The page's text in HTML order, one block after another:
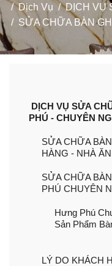
Dịch Vụ
DỊCH VỤ
SỬA CHỮA BÀN
DỊCH VỤ SỬA
PHÚ - CHUYÊN
SỬA CHỮA
HÀNG - NHÀ
SỬA CHỮA
PHÚ CHUYÊN
Hưng Phú
Sản Phẩm
LÝ DO KHÁCH